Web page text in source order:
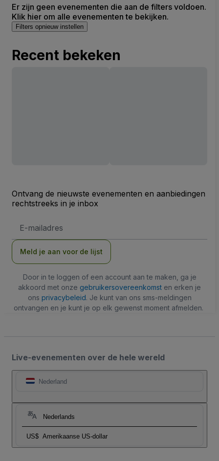
Er zijn geen evenementen die aan de filters voldoen.
Klik hier om alle evenementen te bekijken.
Filters opnieuw instellen
Recent bekeken
Ontvang de nieuwste evenementen en aanbiedingen
rechtstreeks in je inbox
mailadres
Meld je aan voor de lijst
Door in te loggen of een account aan te maken, ga je
akkoord met onze gebruikersovereenkomst en erken je
ons privacybeleid. Je kunt van ons sms-meldingen
ontvangen en je kunt je op elk gewenst moment afmelden.
Live-evenementen over de hele wereld
Nederland
Nederlands
US$ Amerikaanse US-dollar